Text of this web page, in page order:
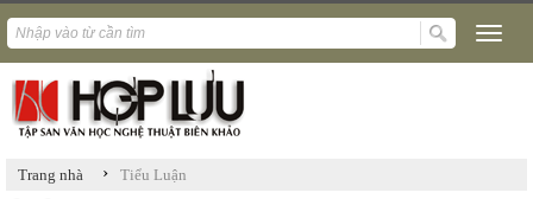
Trang nhà › Tiểu Luận